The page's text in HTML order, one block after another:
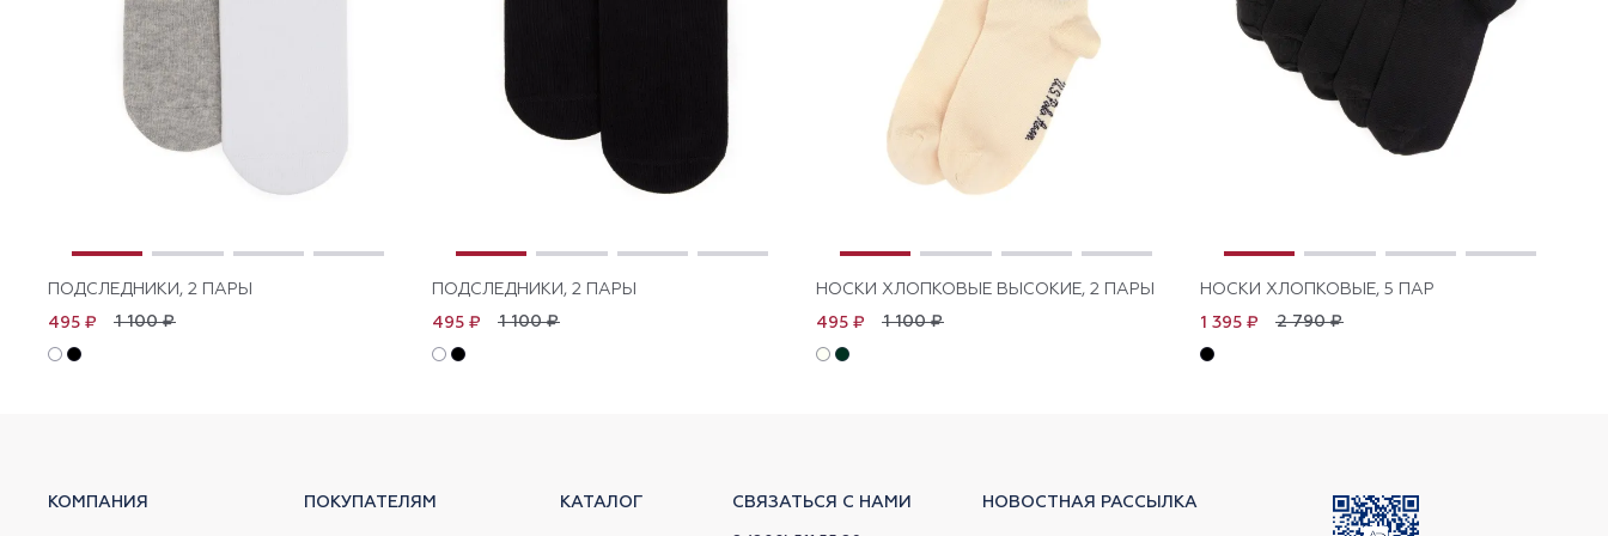
ПОДСЛЕДНИКИ, 2 ПАРЫ
1 100 ₽
495 ₽
ПОДСЛЕДНИКИ, 2 ПАРЫ
1 100 ₽
495 ₽
НОСКИ ХЛОПКОВЫЕ ВЫСОКИЕ, 2 ПАРЫ
1 100 ₽
495 ₽
НОСКИ ХЛОПКОВЫЕ, 5 ПАР
2 790 ₽
1 395 ₽
КОМПАНИЯ ПОКУПАТЕЛЯМ КАТАЛОГ СВЯЗАТЬСЯ С НАМИ НОВОСТНАЯ РАССЫЛКА